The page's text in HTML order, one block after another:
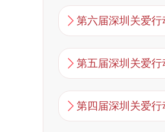
第六届深圳关爱行
第五届深圳关爱行
第四届深圳关爱行